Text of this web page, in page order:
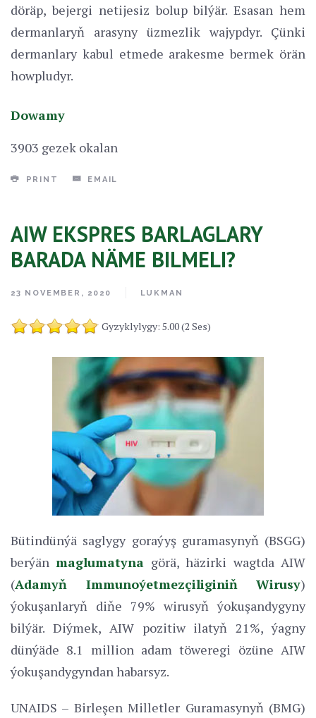
döräp, bejergi netijesiz bolup bilýär. Esasan hem
dermanlaryň arasyny üzmezlik wajypdyr. Çünki
dermanlary kabul etmede arakesme bermek örän
howpludyr.
Dowamy
3903 gezek okalan
PRINT EMAIL
AIW EKSPRES BARLAGLARY
BARADA NÄME BILMELI?
23 NOVEMBER, 2020 LUKMAN
Gyzyklylygy: 5.00 (2 Ses)
Bütindünýä saglygy goraýyş guramasynyň (BSGG)
berýänmaglumatyna görä, häzirki wagtda AIW
(Adamyň Immunoýetmezçiliginiň Wirusy)
ýokuşanlaryň diňe 79% wirusyň ýokuşandygyny
bilýär. Diýmek, AIW pozitiw ilatyň 21%, ýagny
dünýäde 8.1 million adam töweregi özüne AIW
ýokuşandygyndan habarsyz.
UNAIDS – Birleşen Milletler Guramasynyň (BMG)